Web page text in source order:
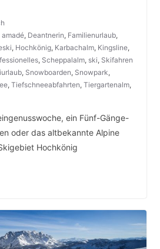
amadé, Deantnerin, Familienurlaub,
, Hochkönig, Karbachalm, Kingsline,
, Scheppalalm, ski, Skifahren
, Snowboarden, Snowpark,
, Tiefschneeabfahrten, Tiergartenalm,
ein Fünf-Gänge-
oder das altbekannte Alpine
Hochkönig